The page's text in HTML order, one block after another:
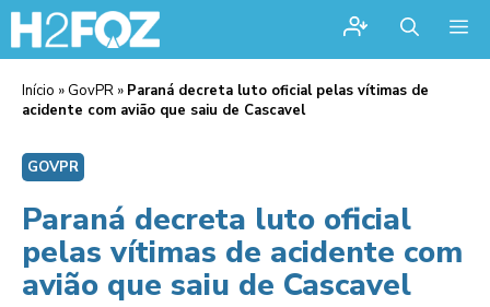
Início » GovPR » Paraná decreta luto oficial pelas vítimas de
acidente com avião que saiu de Cascavel
GOVPR
Paraná decreta luto oficial
pelas vítimas de acidente com
avião que saiu de Cascavel